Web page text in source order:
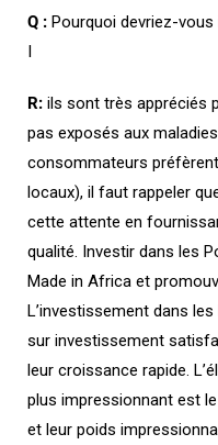
Q : Pourquoi devriez-
I
R: ils sont très appréciés
pas exposés aux
consommateurs
locaux), il faut rappeler
cette attente en
qualité. Investir dans les
Made in Africa et
L’investissement dans
sur investissement
leur croissance rapide.
plus impressionnant est
et leur poids